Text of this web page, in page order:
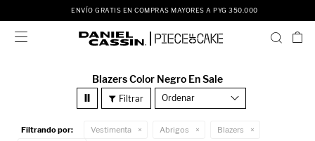
ENVÍO GRATIS EN COMPRAS MAYORES A PYG

Blazers Color Negro En Sale
Recomendados
Filtrando por: Vestimenta Abrigos
Blazers